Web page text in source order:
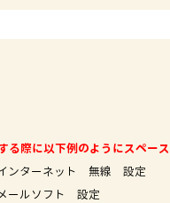
際に以下例のようにスペー
ンターネット 無線 設定
ト 設定